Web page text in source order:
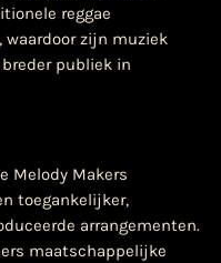
reggae
zijn muziek
publiek in
Melody Makers
toegankelijker,
arrangementen.
maatschappelijke